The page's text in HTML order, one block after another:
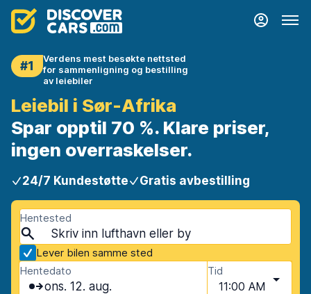
#1
Verdens mest besøkte nettsted
for sammenligning og bestilling
av leiebiler
Leiebil i Sør-Afrika
Spar opptil 70 %. Klare priser,
ingen overraskelser.
24/7 Kundestøtte Gratis avbestilling
Hentested
Lever bilen samme sted
Hentedato
ons. 12. aug.
Tid
11:00 AM